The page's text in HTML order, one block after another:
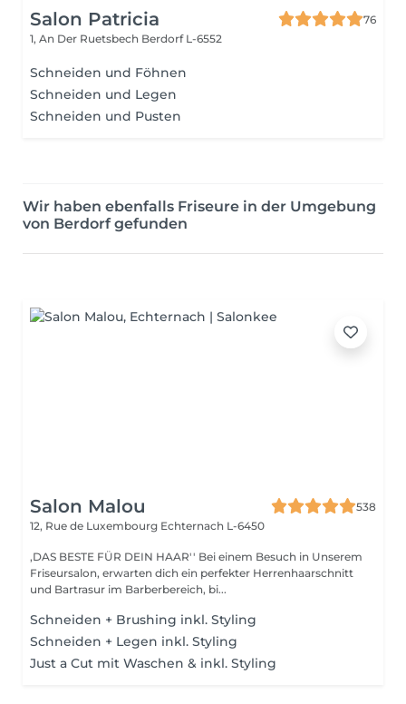
Salon Patricia
76
1, An Der Ruetsbech Berdorf L-6552
Schneiden und Föhnen
Schneiden und Legen
Schneiden und Pusten
Wir haben ebenfalls Friseure in der Umgebung
von Berdorf gefunden
Salon Malou
538
12, Rue de Luxembourg Echternach L-6450
,DAS BESTE FÜR DEIN HAAR'' Bei einem Besuch in Unserem
Friseursalon, erwarten dich ein perfekter Herrenhaarschnitt
und Bartrasur im Barberbereich, bi...
Schneiden + Brushing inkl. Styling
Schneiden + Legen inkl. Styling
Just a Cut mit Waschen & inkl. Styling